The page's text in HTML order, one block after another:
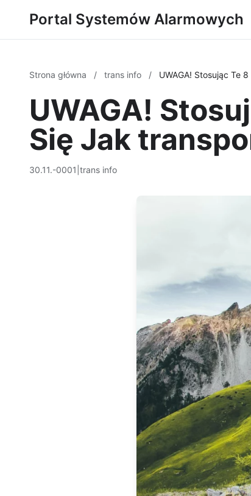
Portal Systemów Alarmowych
Strona główna / trans info / UWAGA! Stosując Te
UWAGA!
Się Jak
30.11.-0001 trans info